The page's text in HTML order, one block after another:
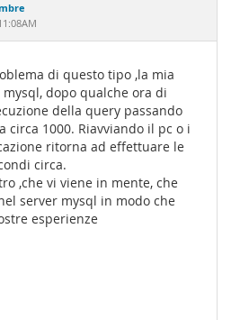
di questo tipo ,la mia
dopo qualche ora di
della query passando
circa 1000. Riavviando il pc o i
ritorna ad effettuare le
circa.
,che vi viene in mente, che
server mysql in modo che
esperienze